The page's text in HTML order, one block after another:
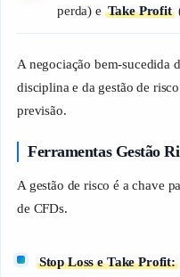
perda) e Take Profit
A negociação bem-sucedida
disciplina e da gestão de
previsão.
Ferramentas Gestão
A gestão de risco é a chave
de CFDs.
Stop Loss e Take Profit: